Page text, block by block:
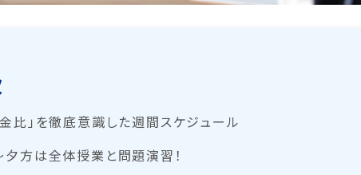
比」を徹底意識した週間スケジュール
夕方は全体授業と問題演習！